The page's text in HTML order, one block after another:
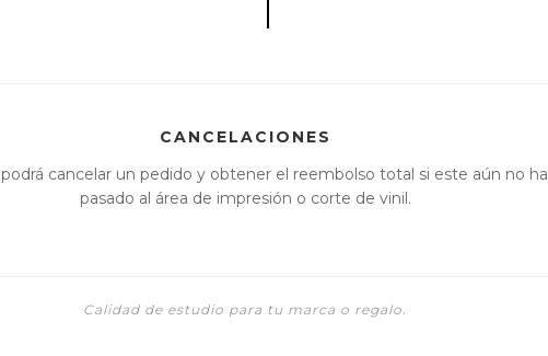
CANCELACIONES
cancelar un pedido y obtener el reembolso total si este aún no ha
pasado al área de impresión o corte de vinil.
Calidad de estudio para tu marca o regalo.